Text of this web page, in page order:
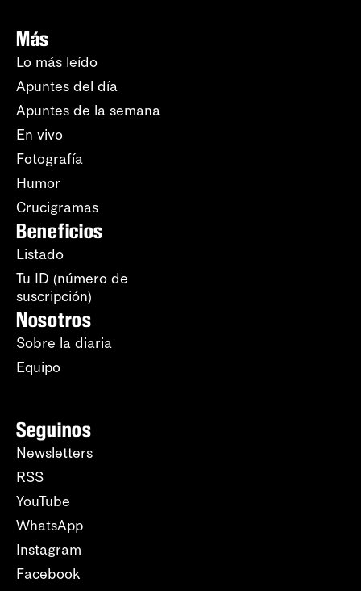
Más
Lo más leído
Apuntes del día
Apuntes de la semana
En vivo
Fotografía
Humor
Crucigramas
Beneficios
Listado
Tu ID (número de
suscripción)
Nosotros
Sobre la diaria
Equipo
Seguinos
Newsletters
RSS
YouTube
WhatsApp
Instagram
Facebook